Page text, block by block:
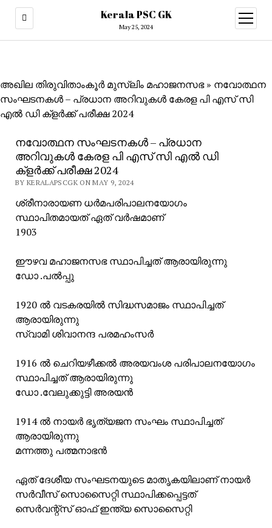
Kerala PSC GK
May 25, 2024
open
menu
അഖില തിരുവിതാംകൂർ മുസ്ലിം മഹാജനസഭ» നവോത്ഥന
സംഘടനകൾ – പ്രധാന അറിവുകൾ കേരള പി എസ് സി
എൽ ഡി ക്ളർക്ക് പരീക്ഷ 2024
നവോത്ഥന സംഘടനകൾ – പ്രധാന
അറിവുകൾ കേരള പി എസ് സി എൽ ഡി
ക്ളർക്ക് പരീക്ഷ 2024
BY KERALAPSCGK ON MAY 9, 2024
ശ്രീനാരായണ ധർമപരിപാലനയോഗം
സ്ഥാപിതമായത് ഏത് വർഷമാണ്
1903
ഈഴവ മഹാജനസഭ സ്ഥാപിച്ചത് ആരായിരുന്നു
ഡോ .പൽപ്പു
1920 ൽ വടകരയിൽ സിദ്ധസമാജം സ്ഥാപിച്ചത്
ആരായിരുന്നു
സ്വാമി ശിവാനന്ദ പരമഹംസർ
1916 ൽ ചെറിയഴീക്കൽ അരയവംശ പരിപാലനയോഗം
സ്ഥാപിച്ചത് ആരായിരുന്നു
ഡോ .വേലുക്കുട്ടി അരയൻ
1914 ൽ നായർ ഭൃത്യജന സംഘം സ്ഥാപിച്ചത്
ആരായിരുന്നു
മന്നത്തു പത്മനാഭൻ
ഏത് ദേശീയ സംഘടനയുടെ മാതൃകയിലാണ് നായർ
സർവീസ് സൊസൈറ്റി സ്ഥാപിക്കപ്പെട്ടത്
സെർവന്റ്സ് ഓഫ് ഇന്ത്യ സൊസൈറ്റി